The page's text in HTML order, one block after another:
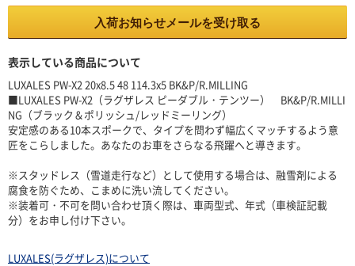
入荷お知らせメールを受け取る
表示している商品について
LUXALES PW-X2 20x8.5 48 114.3x5 BK&P/R.MILLING
■LUXALES PW-X2（ラグザレス ピーダブル・テンツー） BK&P/R.MILLI
NG（ブラック＆ポリッシュ/レッドミーリング）
安定感のある10本スポークで、タイプを問わず幅広くマッチするよう意
匠をこらしました。あなたのお車をさらなる飛躍へと導きます。
※スタッドレス（雪道走行など）として使用する場合は、融雪剤による
腐食を防ぐため、こまめに洗い流してください。
※装着可・不可を問い合わせ頂く際は、車両型式、年式（車検証記載
分）をお申し付け下さい。
LUXALES(ラグザレス)について